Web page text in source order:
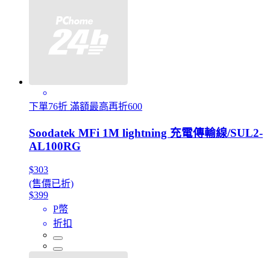
下單76折 滿額最高再折600
Soodatek MFi 1M lightning 充電傳輸線/SUL2-
AL100RG
$303
(售價已折)
$399
P幣
折扣